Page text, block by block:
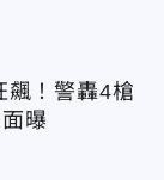
飆！警轟4槍
曝